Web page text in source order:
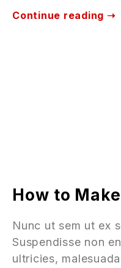
Continue reading ➝
How to
Nunc ut sem ut ex
Suspendisse non
ultricies,